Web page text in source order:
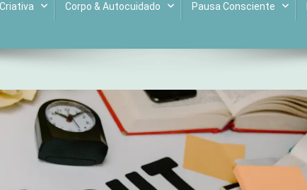
Corpo & Autocuidado Pausa Consciente